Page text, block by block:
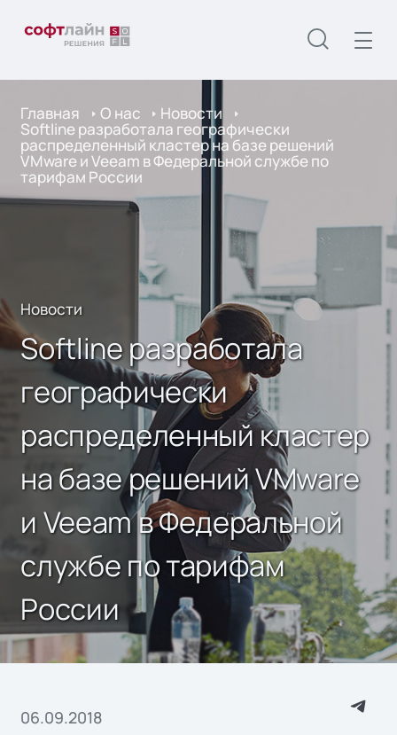
Главная О нас Новости
Softline разработала географически
распределенный кластер на базе решений
VMware и Veeam в Федеральной службе по
тарифам России
Новости
Softline разработала
географически
распределенный кластер
на базе решений VMware
и Veeam в Федеральной
службе по тарифам
России
06.09.2018